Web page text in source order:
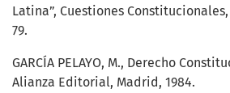
Latina”, Cuestiones Constitucionales,
79.
GARCÍA PELAYO, M., Derecho
Alianza Editorial, Madrid, 1984.